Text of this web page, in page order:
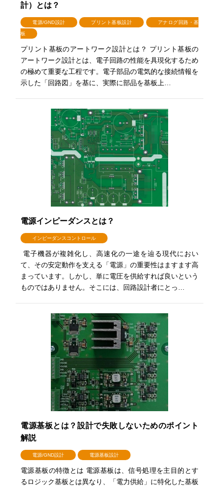
計）とは？
電源/GND設計 プリント基板設計 アナログ回路・基
板
プリント基板のアートワーク設計とは？ プリント基板の
アートワーク設計とは、電子回路の性能を具現化するため
の極めて重要な工程です。電子部品の電気的な接続情報を
示した「回路図」を基に、実際に部品を基板上…
電源インピーダンスとは？
インピーダンスコントロール
電子機器が複雑化し、高速化の一途を辿る現代におい
て、その安定動作を支える「電源」の重要性はますます高
まっています。しかし、単に電圧を供給すれば良いという
ものではありません。そこには、回路設計者にとっ…
電源基板とは？設計で失敗しないためのポイント
解説
電源/GND設計 電源基板設計
電源基板の特徴とは 電源基板は、信号処理を主目的とす
るロジック基板とは異なり、「電力供給」に特化した基板